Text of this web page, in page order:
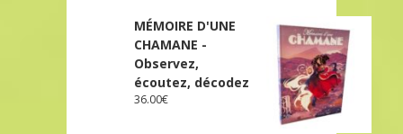
MÉMOIRE D'UNE
CHAMANE -
Observez,
écoutez, décodez
36.00€